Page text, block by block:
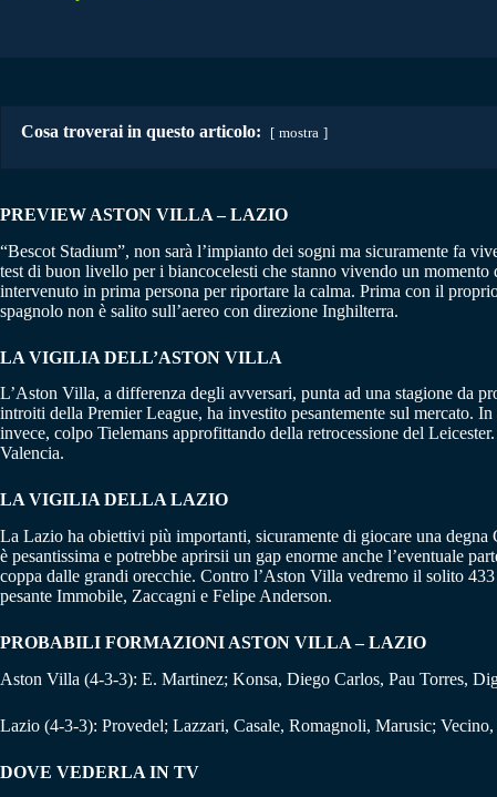
Cosa troverai in questo articolo: mostra
PREVIEW ASTON VILLA – LAZIO
“Bescot Stadium”, non sarà l’impianto dei sogni ma sicuramente fa
test di buon livello per i biancocelesti che stanno vivendo un
intervenuto in prima persona per riportare la calma. Prima con il
spagnolo non è salito sull’aereo con direzione Inghilterra.
LA VIGILIA DELL’ASTON VILLA
L’Aston Villa, a differenza degli avversari, punta ad una stagione da
introiti della Premier League, ha investito pesantemente sul mercato.
invece, colpo Tielemans approfittando della retrocessione del
Valencia.
LA VIGILIA DELLA LAZIO
La Lazio ha obiettivi più importanti, sicuramente di giocare una
è pesantissima e potrebbe aprirsii un gap enorme anche l’eventuale
coppa dalle grandi orecchie. Contro l’Aston Villa vedremo il solito
pesante Immobile, Zaccagni e Felipe Anderson.
PROBABILI FORMAZIONI ASTON VILLA – LAZIO
Aston Villa (4-3-3): E. Martinez; Konsa, Diego Carlos, Pau Torres,
Lazio (4-3-3): Provedel; Lazzari, Casale, Romagnoli, Marusic;
DOVE VEDERLA IN TV